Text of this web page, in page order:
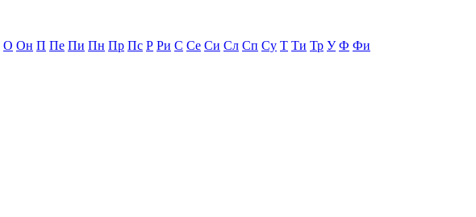
О Он П Пе Пи Пн Пр Пс Р Ри С Се Си Сл Сп Су Т Ти Тр У Ф Фи